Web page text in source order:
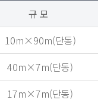
규 모
10m×90m(단동)
40m×7m(단동)
17m×7m(단동)